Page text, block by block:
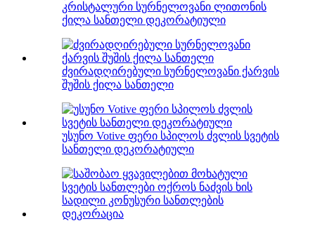
კრისტალური სურნელოვანი ლითონის
ქილა სანთელი დეკორატიული
ძვირადღირებული სურნელოვანი ქარვის
შუშის ქილა სანთელი
უსუნო Votive ფერი სპილოს ძვლის სვეტის
სანთელი დეკორატიული